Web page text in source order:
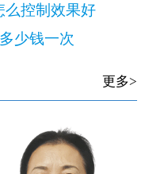
么控制效果好
少钱一次
更多>